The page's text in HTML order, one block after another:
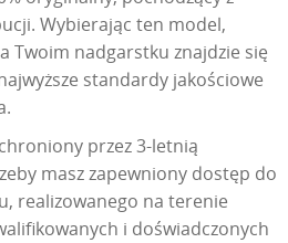
Wybierając ten model,
Twoim nadgarstku znajdzie się
standardy jakościowe
przez 3-letnią
masz zapewniony dostęp do
realizowanego na terenie
i doświadczonych